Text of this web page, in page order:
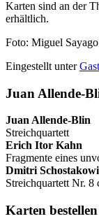
Karten sind an der
erhältlich.
Foto: Miguel Sayago
Eingestellt unter
Juan Allende-
Juan Allende-Blin
Streichquartett
Erich Itor Kahn
Fragmente eines
Dmitri
Streichquartett Nr.
Karten bestellen